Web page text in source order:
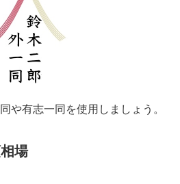
や有志一同を使用しましょう。
場